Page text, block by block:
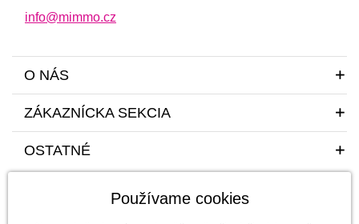
info@mimmo.cz
O NÁS
ZÁKAZNÍCKA SEKCIA
OSTATNÉ
Používame cookies